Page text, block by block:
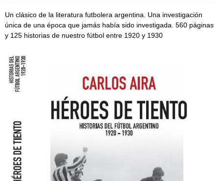
Un clásico de la literatura futbolera argentina. Una investigación
única de una época que jamás había sido investigada. 560 páginas
y 125 historias de nuestro fútbol entre 1920 y 1930